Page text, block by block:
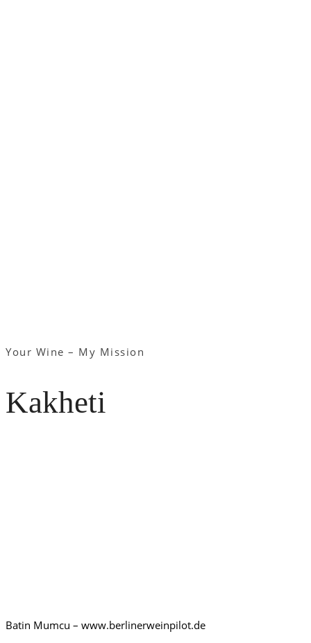
Your Wine – My Mission
Kakheti
Batin Mumcu – www.berlinerweinpilot.de